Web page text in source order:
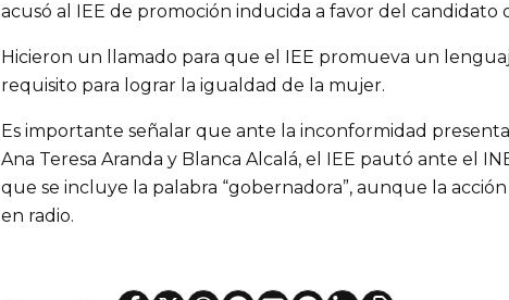
acusó al IEE de promoción inducida a favor del candidato
Hicieron un llamado para que el IEE promueva un
requisito para lograr la igualdad de la mujer.
Es importante señalar que ante la inconformidad
Ana Teresa Aranda y Blanca Alcalá, el IEE pautó ante el
que se incluye la palabra “gobernadora”, aunque la
en radio.